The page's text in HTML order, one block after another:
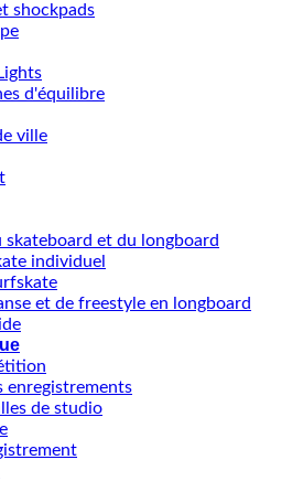
shockpads
d'équilibre
ville
skateboard et du longboard
individuel
et de freestyle en longboard
enregistrements
de studio